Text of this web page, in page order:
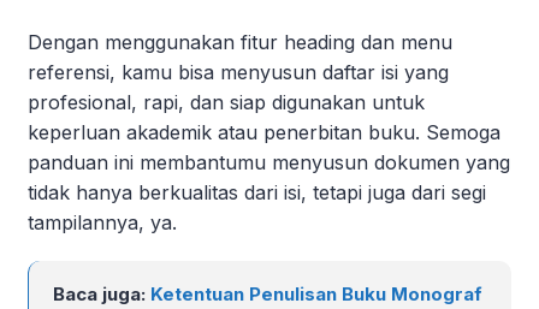
Dengan menggunakan fitur heading dan menu
referensi, kamu bisa menyusun daftar isi yang
profesional, rapi, dan siap digunakan untuk
keperluan akademik atau penerbitan buku. Semoga
panduan ini membantumu menyusun dokumen yang
tidak hanya berkualitas dari isi, tetapi juga dari segi
tampilannya, ya.
Baca juga: Ketentuan Penulisan Buku Monograf